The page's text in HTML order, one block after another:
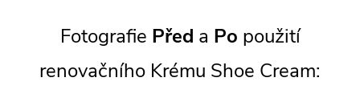
Fotografie Před a Po použití
renovačního Krému Shoe Cream: